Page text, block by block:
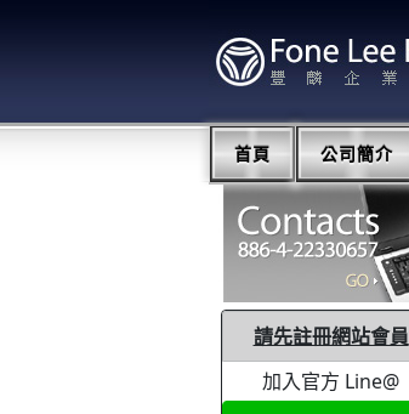
首頁 公司簡介
請先註冊網站會員
加入官方 Line@